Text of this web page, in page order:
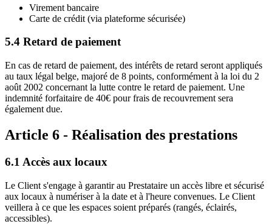
Virement bancaire
Carte de crédit (via plateforme sécurisée)
5.4 Retard de paiement
En cas de retard de paiement, des intérêts de retard seront appliqués
au taux légal belge, majoré de 8 points, conformément à la loi du 2
août 2002 concernant la lutte contre le retard de paiement. Une
indemnité forfaitaire de 40€ pour frais de recouvrement sera
également due.
Article 6 - Réalisation des prestations
6.1 Accès aux locaux
Le Client s'engage à garantir au Prestataire un accès libre et sécurisé
aux locaux à numériser à la date et à l'heure convenues. Le Client
veillera à ce que les espaces soient préparés (rangés, éclairés,
accessibles).